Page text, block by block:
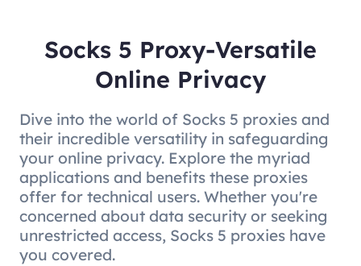
Socks 5 Proxy-Versatile
Online Privacy
Dive into the world of Socks 5 proxies and
their incredible versatility in safeguarding
your online privacy. Explore the myriad
applications and benefits these proxies
offer for technical users. Whether you're
concerned about data security or seeking
unrestricted access, Socks 5 proxies have
you covered.